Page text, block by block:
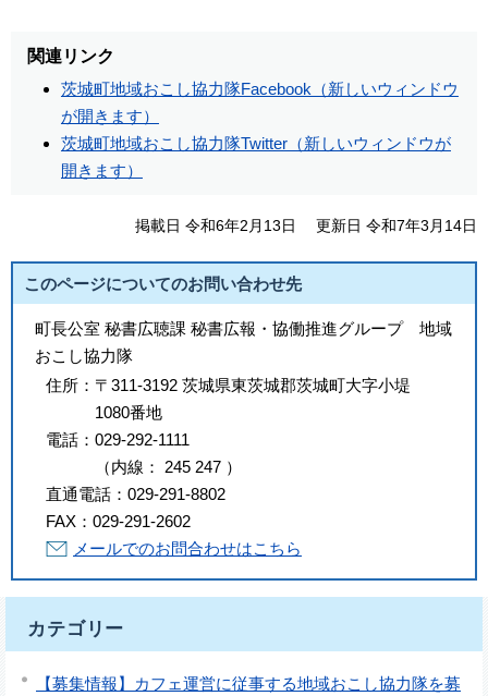
関連リンク
茨城町地域おこし協力隊Facebook（新しいウィンドウ
が開きます）
茨城町地域おこし協力隊Twitter（新しいウィンドウが
開きます）
掲載日 令和6年2月13日 更新日 令和7年3月14日
このページについてのお問い合わせ先
町長公室 秘書広聴課 秘書広報・協働推進グループ 地域
おこし協力隊
住所： 〒311-3192 茨城県東茨城郡茨城町大字小堤
1080番地
電話： 029-292-1111
（内線 ： 245 247 ）
直通電話： 029-291-8802
FAX： 029-291-2602
メールでのお問合わせはこちら
カテゴリー
【募集情報】カフェ運営に従事する地域おこし協力隊を募